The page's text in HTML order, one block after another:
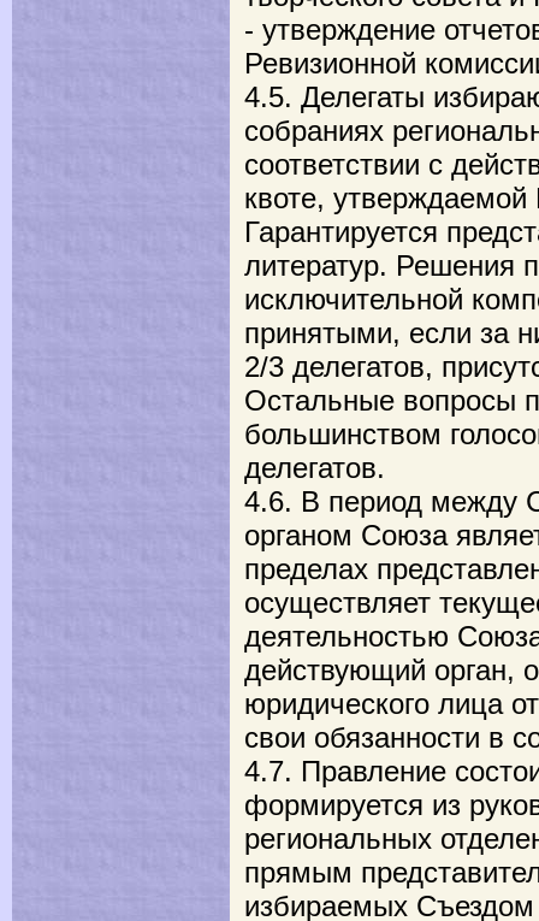
- утверждение
Ревизионной
4.5. Делегаты
собраниях
соответствии с
квоте,
Гарантируется
литератур. Решения
исключительной
принятыми, если за
2/3 делегатов,
Остальные вопросы
большинством
делегатов.
4.6. В период между
органом Союза
пределах
осуществляет
деятельностью
действующий орган,
юридического лица
свои обязанности в
4.7. Правление
формируется из
региональных
прямым
избираемых Съездом